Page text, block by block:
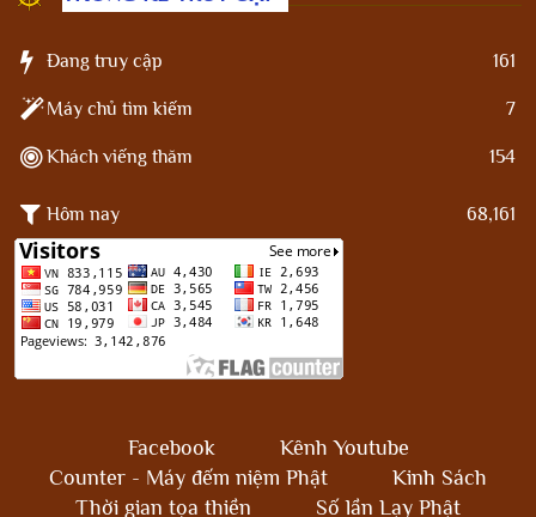
Đang truy cập 161
Máy chủ tìm kiếm 7
Khách viếng thăm 154
Hôm nay 68,161
Facebook
Kênh Youtube
Counter - Máy đếm niệm Phật
Kinh Sách
Thời gian tọa thiền
Số lần Lạy Phật